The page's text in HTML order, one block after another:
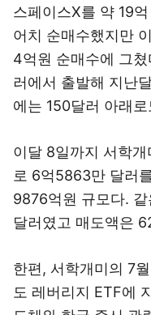
스페이스X를 약 19
어치 순매수했지만
4억원 순매수에 그
러에서 출발해 지난
에는 150달러 아래
이달 8일까지 서학
로 6억5863만 달러
9876억원 규모다.
달러였고 매도액은
한편, 서학개미의 7
도 레버리지 ETF에